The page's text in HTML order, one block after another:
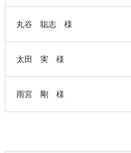
丸谷 聡志 様
太田 実 様
雨宮 剛 様